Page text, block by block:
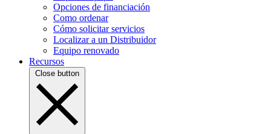
Opciones de financiación
Como ordenar
Cómo solicitar servicios
Localizar a un Distribuidor
Equipo renovado
Recursos
Close button